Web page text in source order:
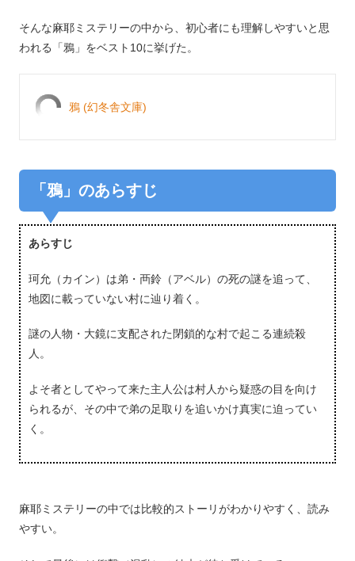
そんな麻耶ミステリーの中から、初心者にも理解しやすいと思
われる「鴉」をベスト10に挙げた。
鴉 (幻冬舎文庫)
「鴉」のあらすじ
あらすじ
珂允（カイン）は弟・襾鈴（アベル）の死の謎を追って、
地図に載っていない村に辿り着く。
謎の人物・大鏡に支配された閉鎖的な村で起こる連続殺
人。
よそ者としてやって来た主人公は村人から疑惑の目を向け
られるが、その中で弟の足取りを追いかけ真実に迫ってい
く。
麻耶ミステリーの中では比較的ストーリがわかりやすく、読み
やすい。